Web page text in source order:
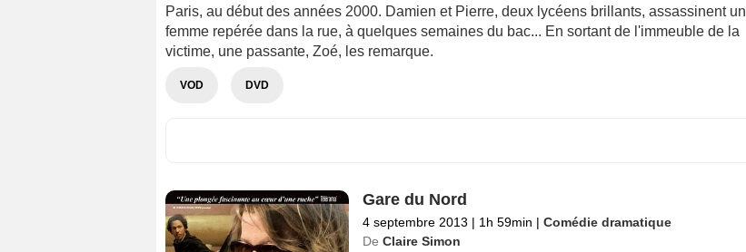
Paris, au début des années 2000. Damien et Pierre, deux lycéens brillants, assassinent un
femme repérée dans la rue, à quelques semaines du bac... En sortant de l'immeuble de la
victime, une passante, Zoé, les remarque.
VOD DVD
Gare du Nord
4 septembre 2013 | 1h 59min | Comédie dramatique
De Claire Simon